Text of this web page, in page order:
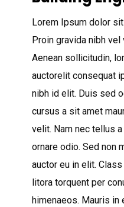
Lorem Ipsum dolor
Proin gravida nibh
Aenean sollicitudin,
auctorelit consequat
nibh id elit. Duis sed
cursus a sit amet
velit. Nam nec tellus
ornare odio. Sed non
auctor eu in elit.
litora torquent per
himenaeos. Mauris in